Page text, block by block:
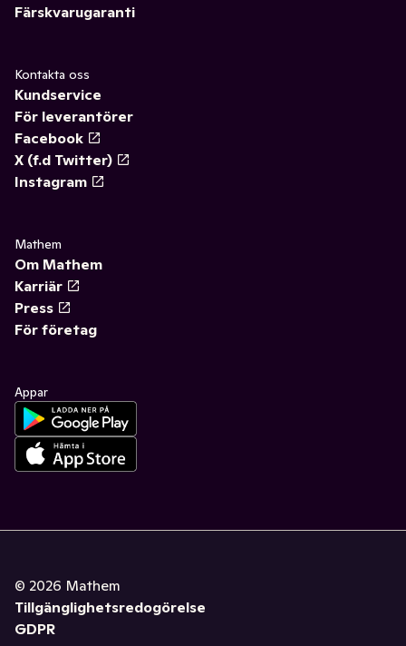
Färskvarugaranti
Kontakta oss
Kundservice
För leverantörer
Facebook
X (f.d Twitter)
Instagram
Mathem
Om Mathem
Karriär
Press
För företag
Appar
© 2026 Mathem
Tillgänglighetsredogörelse
GDPR